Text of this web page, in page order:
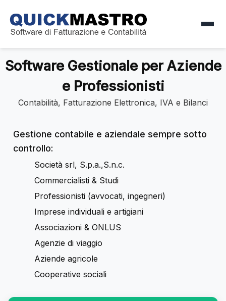
Software Gestionale per Aziende
e Professionisti
Contabilità, Fatturazione Elettronica, IVA e Bilanci
Gestione contabile e aziendale sempre sotto
controllo:
Società srl, S.p.a.,S.n.c.
Commercialisti & Studi
Professionisti (avvocati, ingegneri)
Imprese individuali e artigiani
Associazioni & ONLUS
Agenzie di viaggio
Aziende agricole
Cooperative sociali